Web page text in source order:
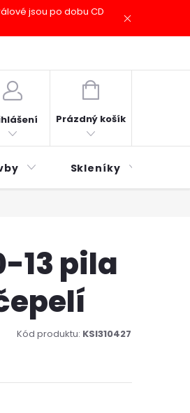
jsou po dobu CD
NÁKUPNÍ
Prázdný košík
Skleníky
13 pila
Kód produktu: KSI310427